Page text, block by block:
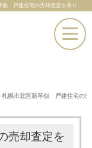
札幌市北区新琴似 戸建住宅の売却査定を承りました。札幌市北区新琴似 戸建住宅の売却査定を承りました。 |札幌市の不動産売却ならセンチュリー21アルガホーム
札幌市北区新琴似 戸建住宅の売
売却査定を